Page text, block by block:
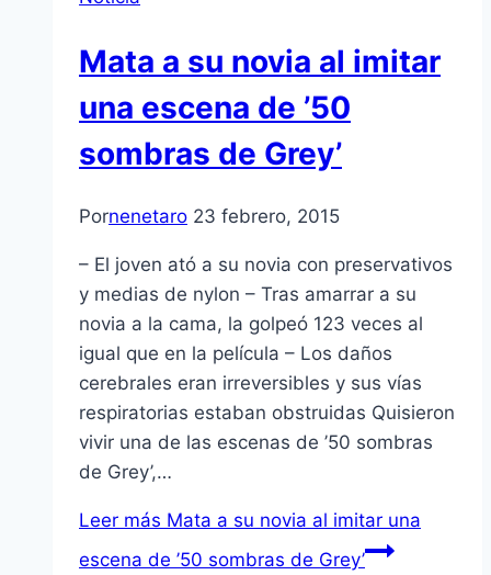
Mata a su novia al imitar
una escena de ’50
sombras de Grey’
Pornenetaro 23 febrero, 2015
– El joven ató a su novia con preservativos
y medias de nylon – Tras amarrar a su
novia a la cama, la golpeó 123 veces al
igual que en la película – Los daños
cerebrales eran irreversibles y sus vías
respiratorias estaban obstruidas Quisieron
vivir una de las escenas de ’50 sombras
de Grey’,…
Leer más Mata a su novia al imitar una
escena de ’50 sombras de Grey’